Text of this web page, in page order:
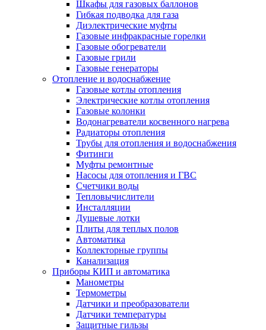
Шкафы для газовых баллонов
Гибкая подводка для газа
Диэлектрические муфты
Газовые инфракрасные горелки
Газовые обогреватели
Газовые грили
Газовые генераторы
Отопление и водоснабжение
Газовые котлы отопления
Электрические котлы отопления
Газовые колонки
Водонагреватели косвенного нагрева
Радиаторы отопления
Трубы для отопления и водоснабжения
Фитинги
Муфты ремонтные
Насосы для отопления и ГВС
Счетчики воды
Тепловычислители
Инсталляции
Душевые лотки
Плиты для теплых полов
Автоматика
Коллекторные группы
Канализация
Приборы КИП и автоматика
Манометры
Термометры
Датчики и преобразователи
Датчики температуры
Защитные гильзы